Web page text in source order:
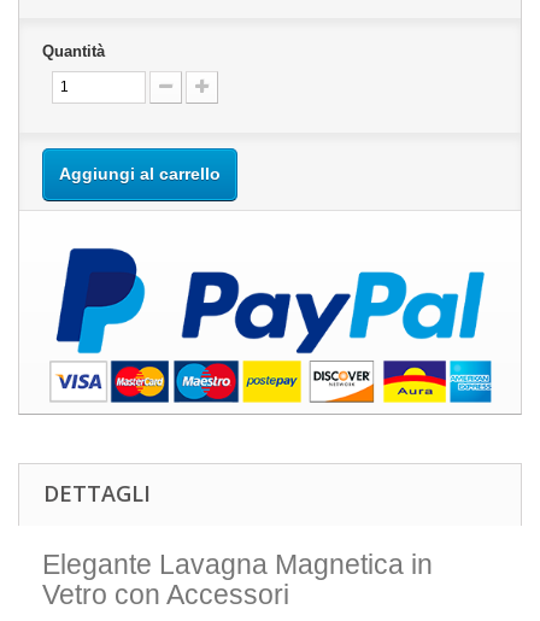
Quantità
Aggiungi al carrello
DETTAGLI
Elegante Lavagna Magnetica in
Vetro con Accessori